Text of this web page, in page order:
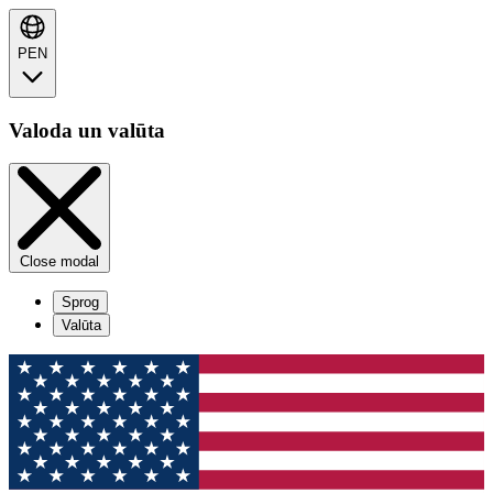
PEN
Valoda un valūta
Close modal
Sprog
Valūta